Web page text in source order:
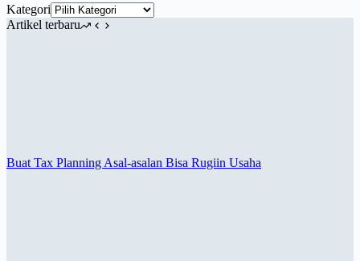
Kategori
Artikel terbaru
Buat Tax Planning Asal-asalan Bisa Rugiin Usaha